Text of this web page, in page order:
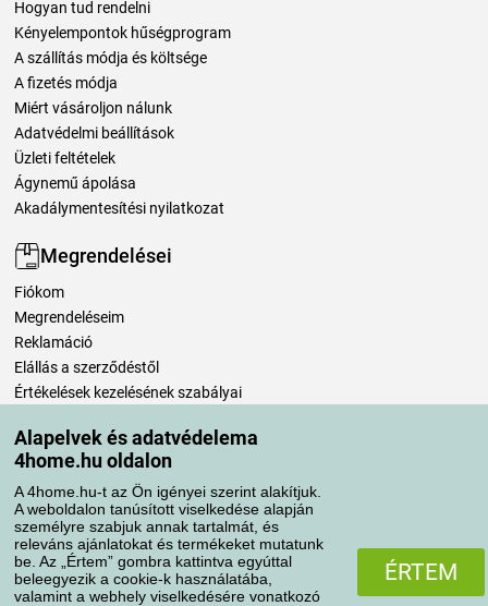
Alapelvek és adatvédelema
4home.hu oldalon
A 4home.hu-t az Ön igényei szerint alakítjuk.
A weboldalon tanúsított viselkedése alapján
személyre szabjuk annak tartalmát, és
releváns ajánlatokat és termékeket mutatunk
be. Az „Értem” gombra kattintva egyúttal
beleegyezik a cookie-k használatába,
valamint a webhely viselkedésére vonatkozó
ÉRTEM
Hogyan tud rendelni
Kényelempontok hűségprogram
A szállítás módja és költsége
A fizetés módja
Miért vásároljon nálunk
Adatvédelmi beállítások
Üzleti feltételek
Ágynemű ápolása
Akadálymentesítési nyilatkozat
Megrendelései
Fiókom
Megrendeléseim
Reklamáció
Elállás a szerződéstől
Értékelések kezelésének szabályai
Szállítási módok
Fizetési módok